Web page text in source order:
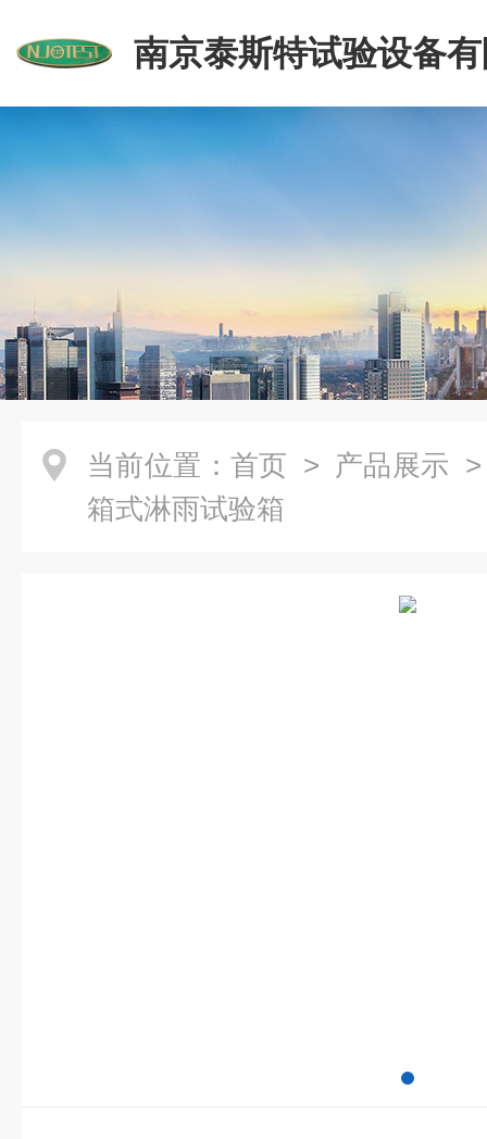
南京泰斯特试验设备
当前位置： 首页 > 产品展示
箱式淋雨试验箱